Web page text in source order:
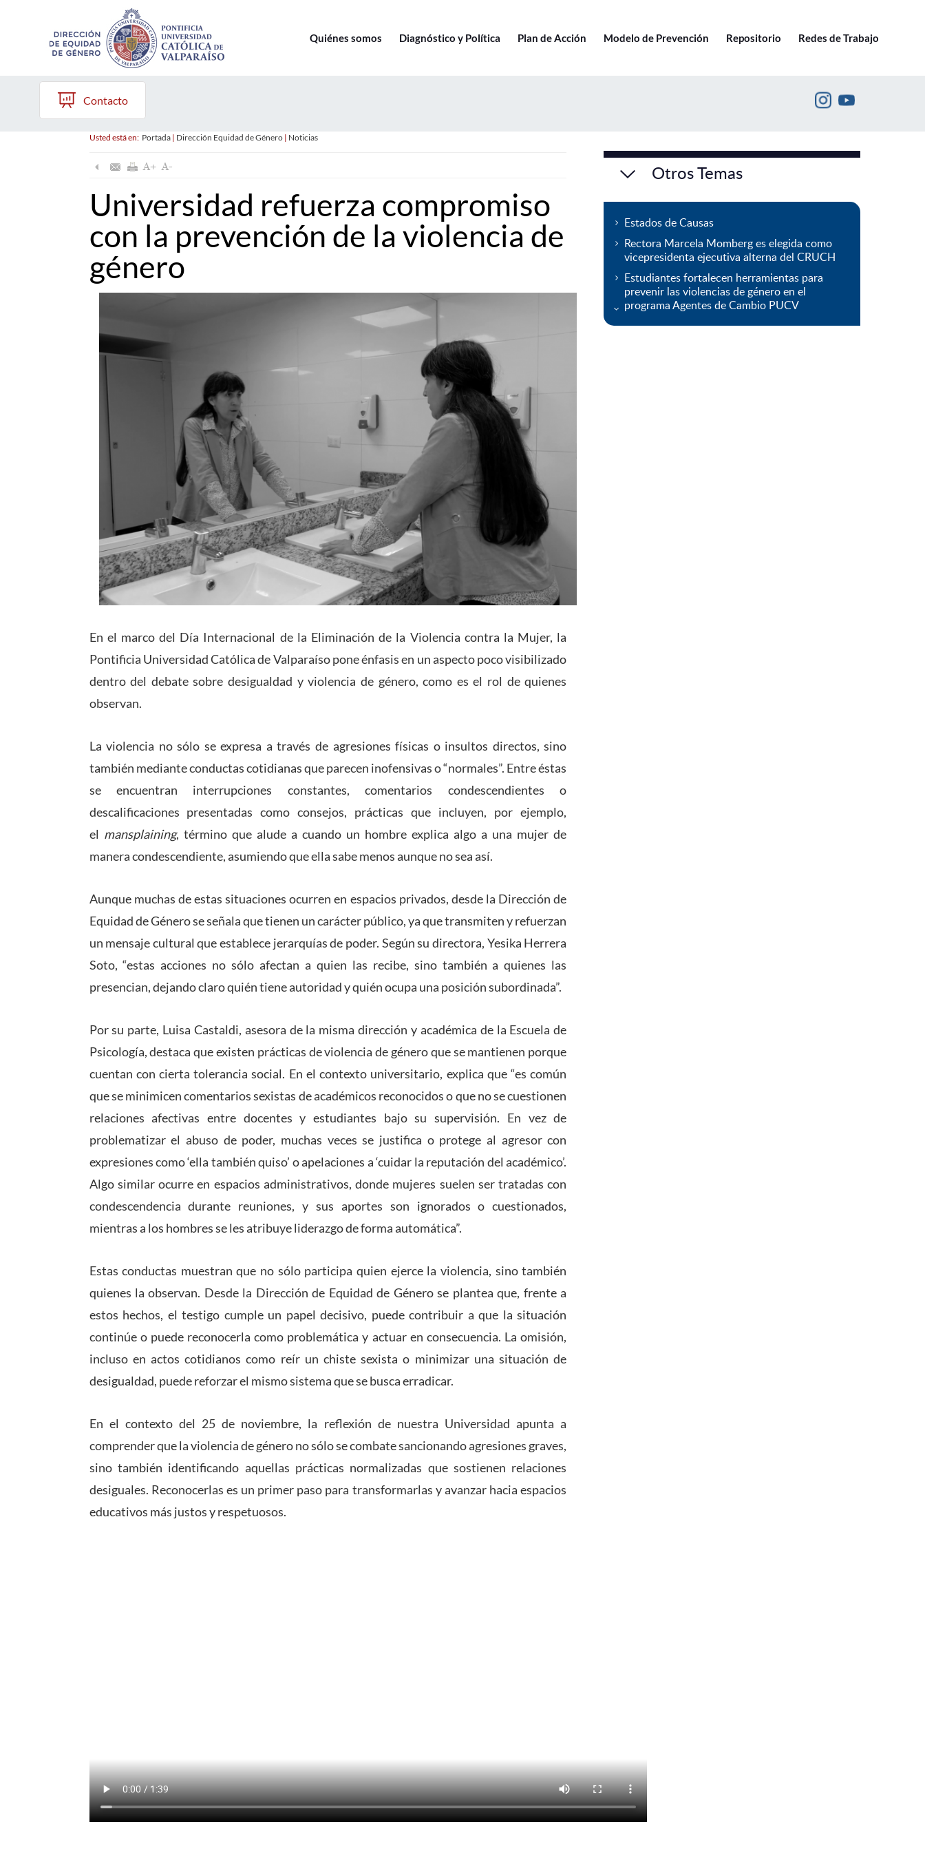
Quiénes somos Diagnóstico y Política Plan de Acción Modelo de Prevención Repositorio Redes de Trabajo
Contacto
Usted está en: Portada| Dirección Equidad de Género| Noticias
Universidad refuerza compromiso
con la prevención de la violencia de
género
En el marco del Día Internacional de la Eliminación de la Violencia contra la Mujer, la
Pontificia Universidad Católica de Valparaíso pone énfasis en un aspecto poco visibilizado
dentro del debate sobre desigualdad y violencia de género, como es el rol de quienes
observan.
La violencia no sólo se expresa a través de agresiones físicas o insultos directos, sino
también mediante conductas cotidianas que parecen inofensivas o “normales”. Entre éstas
se encuentran interrupciones constantes, comentarios condescendientes o
descalificaciones presentadas como consejos, prácticas que incluyen, por ejemplo,
el mansplaining, término que alude a cuando un hombre explica algo a una mujer de
manera condescendiente, asumiendo que ella sabe menos aunque no sea así.
Aunque muchas de estas situaciones ocurren en espacios privados, desde la Dirección de
Equidad de Género se señala que tienen un carácter público, ya que transmiten y refuerzan
un mensaje cultural que establece jerarquías de poder. Según su directora, Yesika Herrera
Soto, “estas acciones no sólo afectan a quien las recibe, sino también a quienes las
presencian, dejando claro quién tiene autoridad y quién ocupa una posición subordinada”.
Por su parte, Luisa Castaldi, asesora de la misma dirección y académica de la Escuela de
Psicología, destaca que existen prácticas de violencia de género que se mantienen porque
cuentan con cierta tolerancia social. En el contexto universitario, explica que “es común
que se minimicen comentarios sexistas de académicos reconocidos o que no se cuestionen
relaciones afectivas entre docentes y estudiantes bajo su supervisión. En vez de
problematizar el abuso de poder, muchas veces se justifica o protege al agresor con
expresiones como ‘ella también quiso’ o apelaciones a ‘cuidar la reputación del académico’.
Algo similar ocurre en espacios administrativos, donde mujeres suelen ser tratadas con
condescendencia durante reuniones, y sus aportes son ignorados o cuestionados,
mientras a los hombres se les atribuye liderazgo de forma automática”.
Estas conductas muestran que no sólo participa quien ejerce la violencia, sino también
quienes la observan. Desde la Dirección de Equidad de Género se plantea que, frente a
estos hechos, el testigo cumple un papel decisivo, puede contribuir a que la situación
continúe o puede reconocerla como problemática y actuar en consecuencia. La omisión,
incluso en actos cotidianos como reír un chiste sexista o minimizar una situación de
desigualdad, puede reforzar el mismo sistema que se busca erradicar.
En el contexto del 25 de noviembre, la reflexión de nuestra Universidad apunta a
comprender que la violencia de género no sólo se combate sancionando agresiones graves,
sino también identificando aquellas prácticas normalizadas que sostienen relaciones
desiguales. Reconocerlas es un primer paso para transformarlas y avanzar hacia espacios
educativos más justos y respetuosos.
Otros Temas
Estados de Causas
Rectora Marcela Momberg es elegida como
vicepresidenta ejecutiva alterna del CRUCH
Estudiantes fortalecen herramientas para
prevenir las violencias de género en el
programa Agentes de Cambio PUCV